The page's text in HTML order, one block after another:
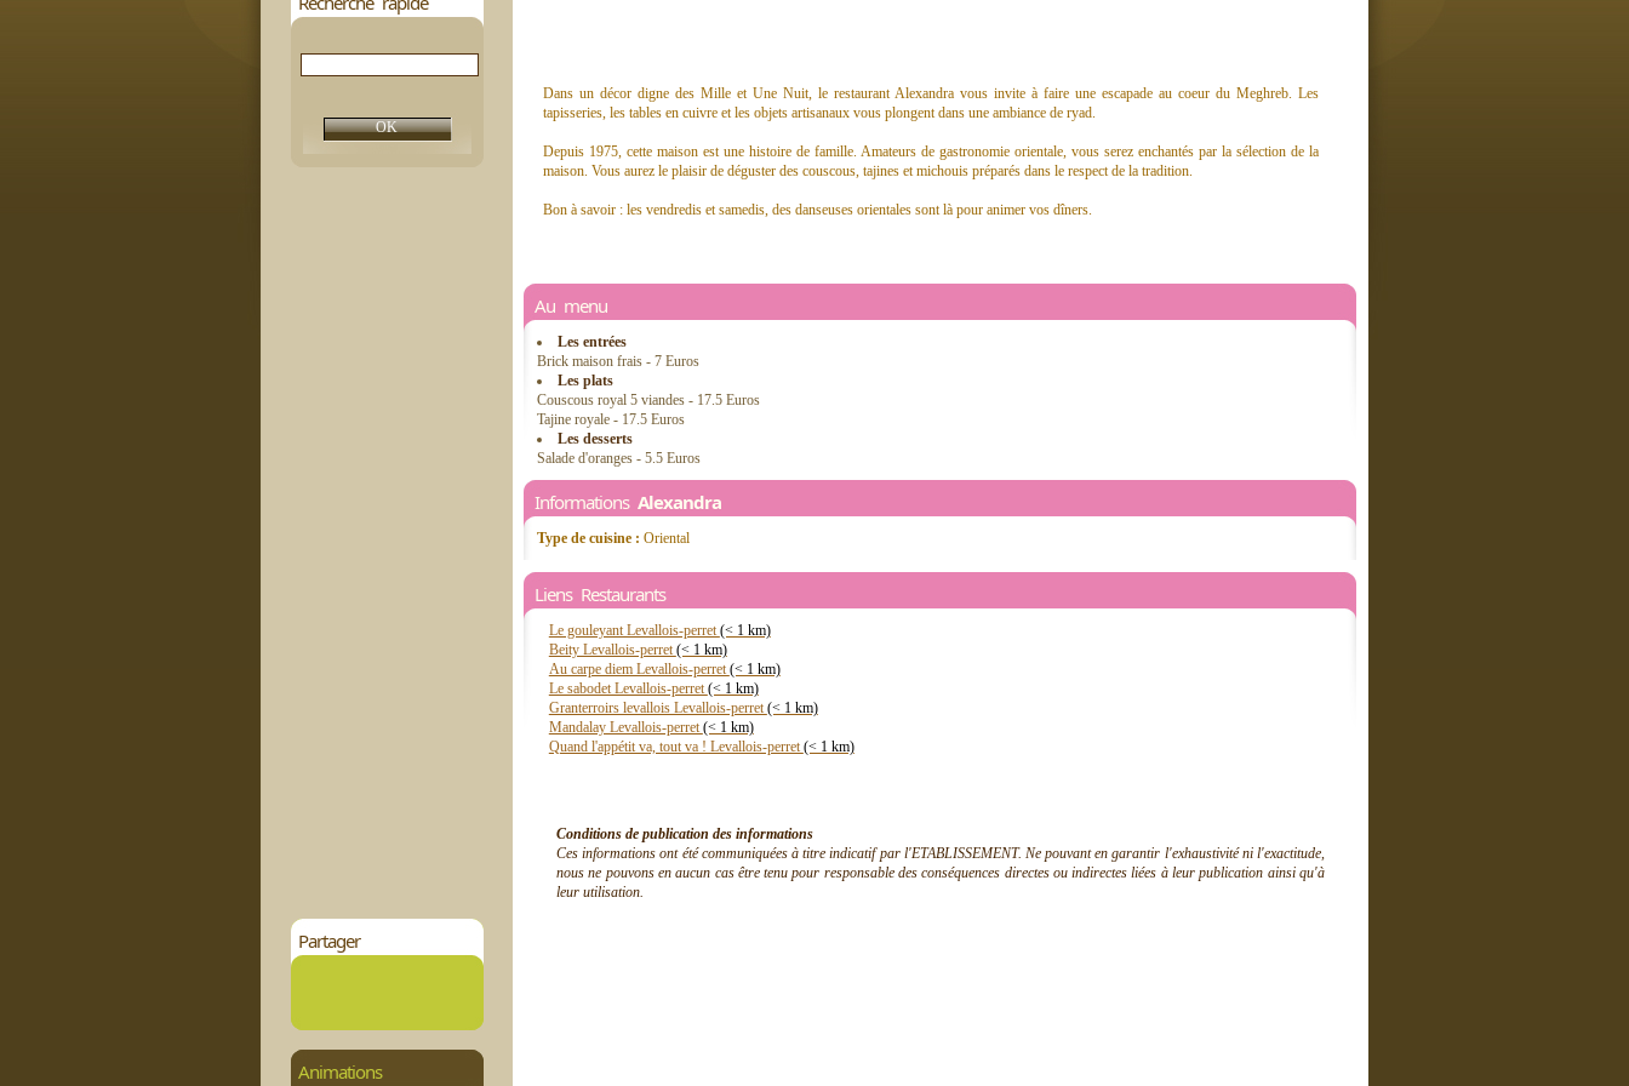
Partager
Animations
Dans un décor digne des Mille et Une Nuit, le restaurant Alexandra vous invite à faire une escapade au coeur du Meghreb. Les
tapisseries, les tables en cuivre et les objets artisanaux vous plongent dans une ambiance de ryad.
Depuis 1975, cette maison est une histoire de famille. Amateurs de gastronomie orientale, vous serez enchantés par la sélection de la
maison. Vous aurez le plaisir de déguster des couscous, tajines et michouis préparés dans le respect de la tradition.
Bon à savoir : les vendredis et samedis, des danseuses orientales sont là pour animer vos dîners.
Au menu
Les entrées
Brick maison frais - 7 Euros
Les plats
Couscous royal 5 viandes - 17.5 Euros
Tajine royale - 17.5 Euros
Les desserts
Salade d'oranges - 5.5 Euros
Informations Alexandra
Type de cuisine : Oriental
Liens Restaurants
Le gouleyant Levallois-perret(< 1 km)
Beity Levallois-perret(< 1 km)
Au carpe diem Levallois-perret(< 1 km)
Le sabodet Levallois-perret(< 1 km)
Granterroirs levallois Levallois-perret(< 1 km)
Mandalay Levallois-perret(< 1 km)
Quand l'appétit va, tout va ! Levallois-perret(< 1 km)
Conditions de publication des informations
Ces informations ont été communiquées à titre indicatif par l'ETABLISSEMENT. Ne pouvant en garantir l'exhaustivité ni l'exactitude,
nous ne pouvons en aucun cas être tenu pour responsable des conséquences directes ou indirectes liées à leur publication ainsi qu'à
leur utilisation.